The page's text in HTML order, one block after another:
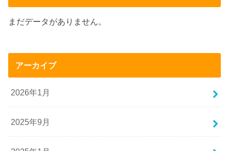
まだデータがありません。
アーカイブ
2026年1月
2025年9月